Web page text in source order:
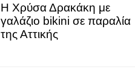
Η Χρύσα Δρακάκη με
γαλάζιο bikini σε παραλία
της Αττικής